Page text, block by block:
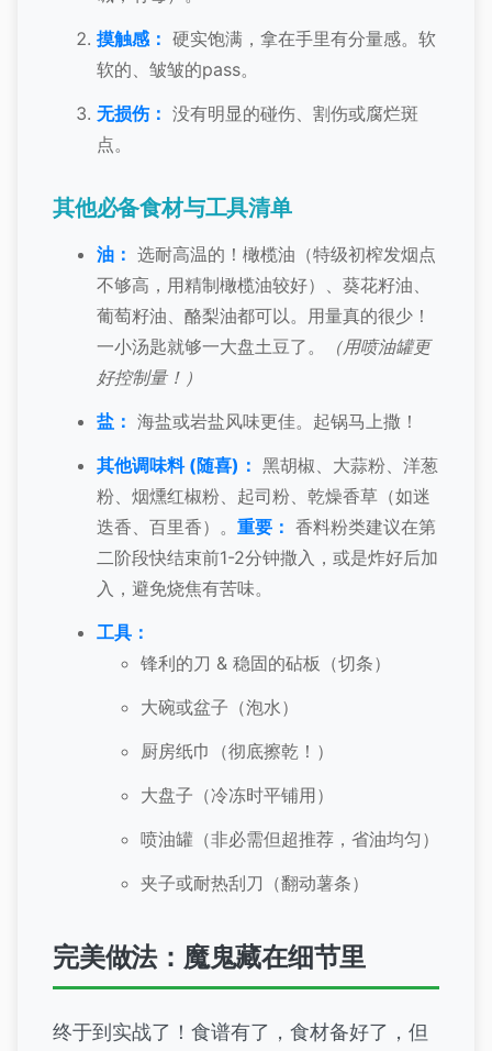
摸触感： 硬实饱满，拿在手里有分量感。软
软的、皱皱的pass。
无损伤： 没有明显的碰伤、割伤或腐烂斑
点。
其他必备食材与工具清单
油： 选耐高温的！橄榄油（特级初榨发烟点
不够高，用精制橄榄油较好）、葵花籽油、
葡萄籽油、酪梨油都可以。用量真的很少！
一小汤匙就够一大盘土豆了。
（用喷油罐更
好控制量！）
盐： 海盐或岩盐风味更佳。起锅马上撒！
其他调味料 (随喜)： 黑胡椒、大蒜粉、洋葱
粉、烟燻红椒粉、起司粉、乾燥香草（如迷
迭香、百里香）。 重要： 香料粉类建议在第
二阶段快结束前1-2分钟撒入，或是炸好后加
入，避免烧焦有苦味。
工具：
锋利的刀 & 稳固的砧板（切条）
大碗或盆子（泡水）
厨房纸巾（彻底擦乾！）
大盘子（冷冻时平铺用）
喷油罐（非必需但超推荐，省油均匀）
夹子或耐热刮刀（翻动薯条）
完美做法：魔鬼藏在细节里
终于到实战了！食谱有了，食材备好了，但